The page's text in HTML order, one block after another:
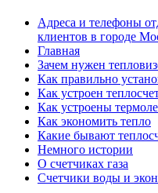
Адреса и телефоны
клиентов в городе
Главная
Зачем нужен
Как правильно
Как устроен
Как устроены
Как экономить тепло
Какие бывают
Немного истории
О счетчиках газа
Счетчики воды и